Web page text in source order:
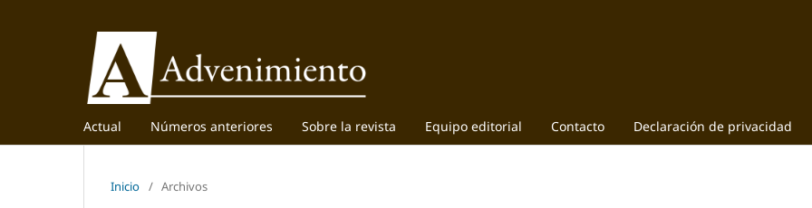
Actual Números anteriores Sobre la revista Equipo editorial Contacto Declaración de privacidad
Inicio / Archivos